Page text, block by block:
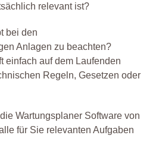
relevant ist?
bei den
Anlagen zu beachten?
einfach auf dem Laufenden
Regeln, Gesetzen oder
Wartungsplaner Software von
für Sie relevanten Aufgaben